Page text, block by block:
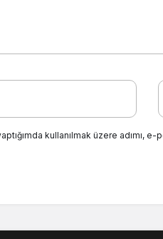
kullanılmak üzere adımı,